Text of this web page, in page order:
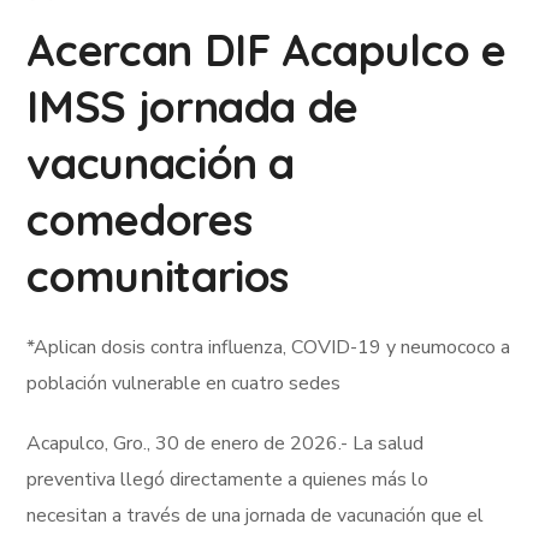
Acercan DIF Acapulco e
IMSS jornada de
vacunación a
comedores
comunitarios
*Aplican dosis contra influenza, COVID-19 y neumococo a
población vulnerable en cuatro sedes
Acapulco, Gro., 30 de enero de 2026.- La salud
preventiva llegó directamente a quienes más lo
necesitan a través de una jornada de vacunación que el